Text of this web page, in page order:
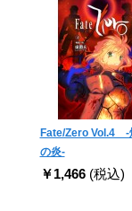
Fate/Zero Vol.4 -
の炎-
￥1,466 (税込)